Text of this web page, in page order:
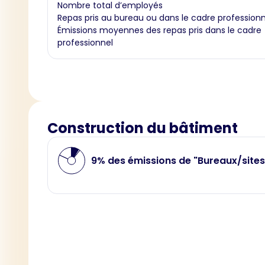
Nombre total d’employés
Repas pris au bureau ou dans le cadre
Émissions moyennes des repas pris dans le cadre
professionnel
Construction du bâtiment
9% des émissions de "Bureaux/